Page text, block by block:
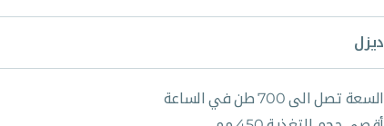
ديزل
السعة تصل الى 700 طن في الساعة